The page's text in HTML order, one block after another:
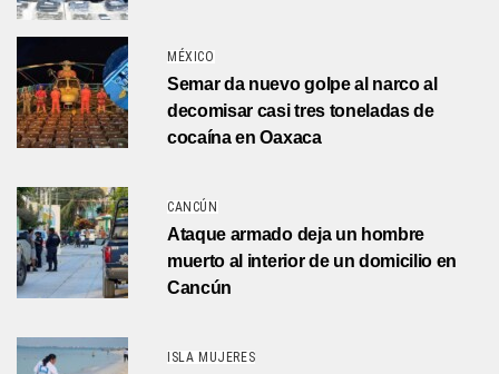
MÉXICO
Semar da nuevo golpe al narco al
decomisar casi tres toneladas de
cocaína en Oaxaca
CANCÚN
Ataque armado deja un hombre
muerto al interior de un domicilio en
Cancún
ISLA MUJERES